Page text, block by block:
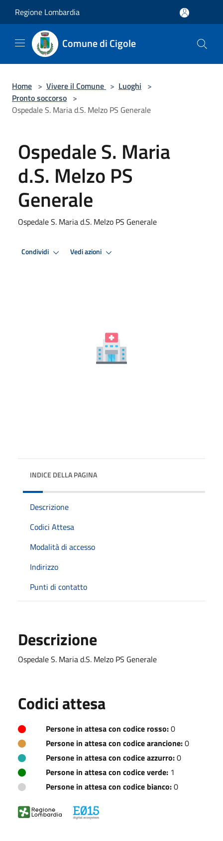
Regione Lombardia
Comune di Cigole
Home > Vivere il Comune > Luoghi >
Pronto soccorso >
Ospedale S. Maria d.S. Melzo PS Generale
Ospedale S. Maria
d.S. Melzo PS
Generale
Ospedale S. Maria d.S. Melzo PS Generale
Condividi Vedi azioni
INDICE DELLA PAGINA
Descrizione
Codici Attesa
Modalità di accesso
Indirizzo
Punti di contatto
Descrizione
Ospedale S. Maria d.S. Melzo PS Generale
Codici attesa
Persone in attesa con codice rosso:0
Persone in attesa con codice arancione:0
Persone in attesa con codice azzurro:0
Persone in attesa con codice verde: 1
Persone in attesa con codice bianco:0